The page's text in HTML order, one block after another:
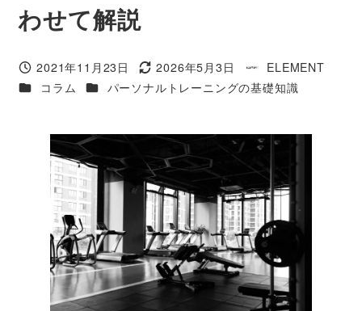
わせて解説
投稿日
2021年11月23日
更新日
2026年5月3日
者
ELEMENT
カテゴリー
コラム カテゴリー
パーソナルトレーニングの基礎知識